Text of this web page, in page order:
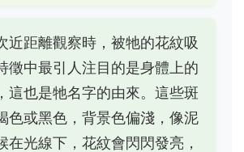
近距離觀察時，被牠的花紋吸
徵中最引人注目的是身體上的
這也是牠名字的由來。這些斑
色或黑色，背景色偏淺，像泥
在光線下，花紋會閃閃發亮，